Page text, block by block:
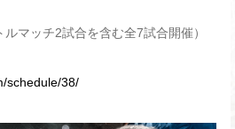
マッチ2試合を含む全7試合開催）
schedule/38/